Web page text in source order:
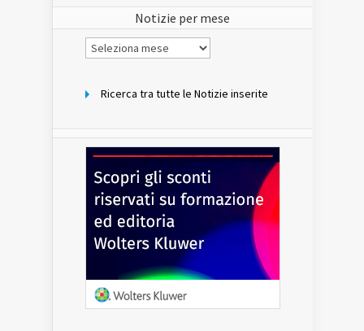
Notizie per mese
Notizie
per
Ricerca tra tutte le Notizie inserite